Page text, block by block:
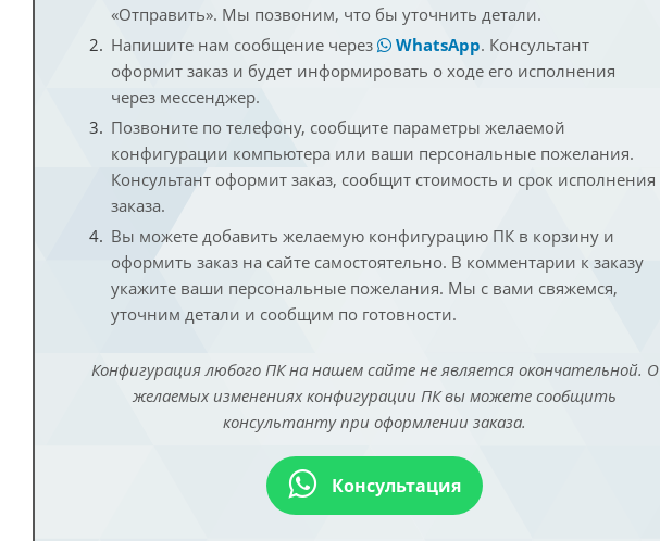
«Отправить». Мы позвоним, что бы уточнить детали.
Напишите нам сообщение через
WhatsApp. Консультант
оформит заказ и будет информировать о ходе его исполнения
через мессенджер.
Позвоните по телефону, сообщите параметры желаемой
конфигурации компьютера или ваши персональные пожелания.
Консультант оформит заказ, сообщит стоимость и срок исполнения
заказа.
Вы можете добавить желаемую конфигурацию ПК в корзину и
оформить заказ на сайте самостоятельно. В комментарии к заказу
укажите ваши персональные пожелания. Мы с вами свяжемся,
уточним детали и сообщим по готовности.
Конфигурация любого ПК на нашем сайте не является окончательной. О
желаемых изменениях конфигурации ПК вы можете сообщить
консультанту при оформлении заказа.
Консультация